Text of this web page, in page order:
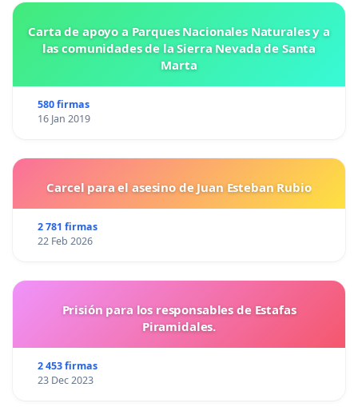
Carta de apoyo a Parques Nacionales Naturales y a
las comunidades de la Sierra Nevada de Santa
Marta
580 firmas
16 Jan 2019
Carcel para el asesino de Juan Esteban Rubio
2 781 firmas
22 Feb 2026
Prisión para los responsables de Estafas
Piramidales.
2 453 firmas
23 Dec 2023